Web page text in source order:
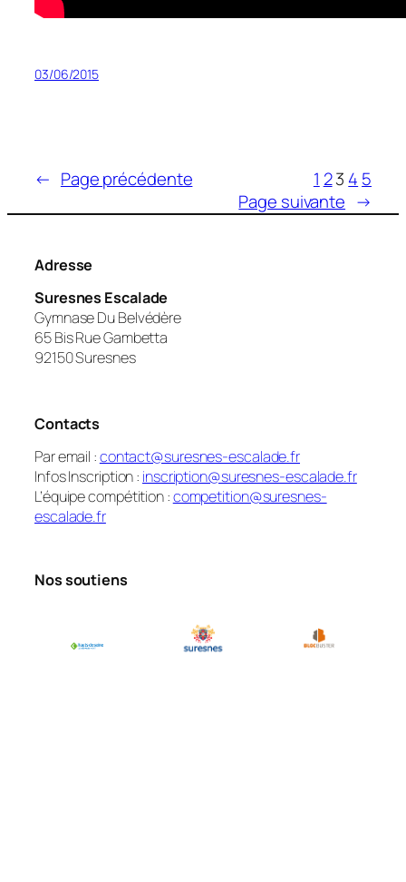
03/06/2015
← Page précédente 1 23 4 5
Page suivante →
Adresse
Suresnes Escalade
Gymnase Du Belvédère
65 Bis Rue Gambetta
92150 Suresnes
Contacts
Par email :contact@suresnes-escalade.fr
Infos Inscription : inscription@suresnes-escalade.fr
L’équipe compétition :competition@suresnes-
escalade.fr
Nos soutiens